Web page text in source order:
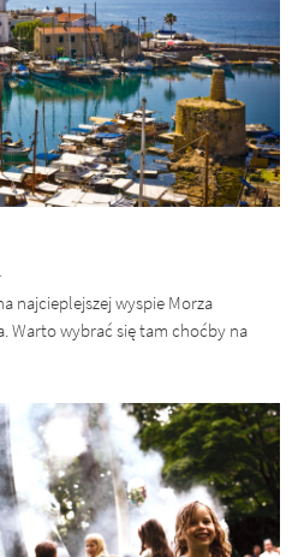
najcieplejszej wyspie Morza
Warto wybrać się tam choćby na